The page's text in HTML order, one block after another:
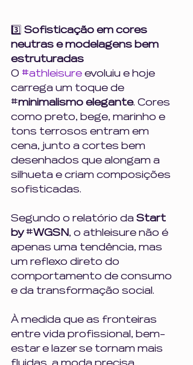
3️⃣ Sofisticação em cores
neutras e modelagens bem
estruturadas
O #athleisure evoluiu e hoje
carrega um toque de
#minimalismo elegante. Cores
como preto, bege, marinho e
tons terrosos entram em
cena, junto a cortes bem
desenhados que alongam a
silhueta e criam composições
sofisticadas.
Segundo o relatório da Start
by #WGSN, o athleisure não é
apenas uma tendência, mas
um reflexo direto do
comportamento de consumo
e da transformação social.
À medida que as fronteiras
entre vida profissional, bem-
estar e lazer se tornam mais